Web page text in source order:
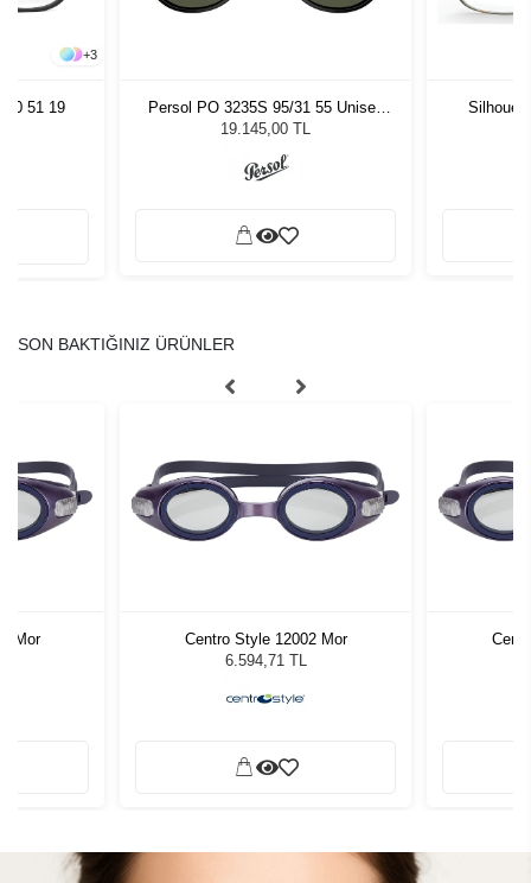
+3
51 19
Persol PO 3235S 95/31 55 Unisex
Güneş Gözlüğü
19.145,00 TL
SON BAKTIĞINIZ ÜRÜNLER
Mor
Centro Style 12002 Mor
6.594,71 TL